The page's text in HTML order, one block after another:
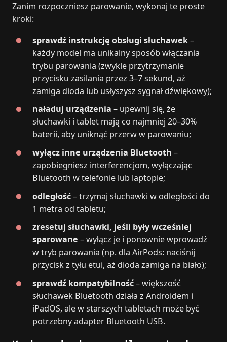
Zanim rozpoczniesz parowanie, wykonaj te proste
kroki:
sprawdź instrukcję obsługi słuchawek–
każdy model ma unikalny sposób włączania
trybu parowania (zwykle przytrzymanie
przycisku zasilania przez 3–7 sekund, aż
zamiga dioda lub usłyszysz sygnał dźwiękowy);
naładuj urządzenia – upewnij się, że
słuchawki i tablet mają co najmniej 20–30%
baterii, aby uniknąć przerw w parowaniu;
wyłącz inne urządzenia Bluetooth –
zapobiegniesz interferencjom, wyłączając
Bluetooth w telefonie lub laptopie;
odległość– trzymaj słuchawki w odległości do
1 metra od tabletu;
zresetuj słuchawki, jeśli były wcześniej
sparowane – wyłącz je i ponownie wprowadź
w tryb parowania (np. dla AirPods: naciśnij
przycisk z tyłu etui, aż dioda zamiga na biało);
sprawdź kompatybilność– większość
słuchawek Bluetooth działa z Androidem i
iPadOS, ale w starszych tabletach może być
potrzebny adapter Bluetooth USB.